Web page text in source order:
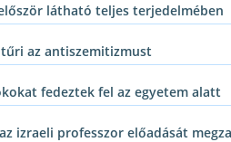
látható teljes terjedelmében
tűri az antiszemitizmust
fedeztek fel az egyetem alatt
izraeli professzor előadását